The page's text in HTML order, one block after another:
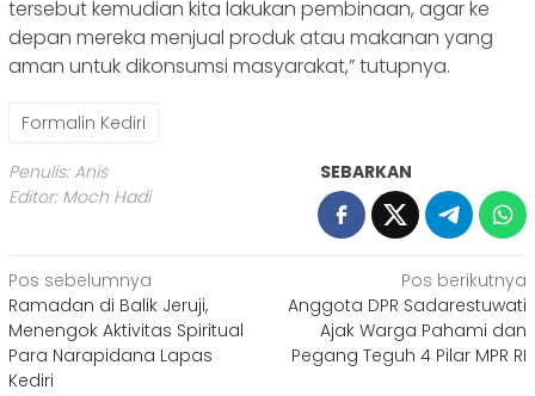
tersebut kemudian kita lakukan pembinaan, agar ke
depan mereka menjual produk atau makanan yang
aman untuk dikonsumsi masyarakat,” tutupnya.
Formalin Kediri
Penulis: Anis
Editor: Moch Hadi
SEBARKAN
Navigasi
pos
Pos sebelumnya
Ramadan di Balik Jeruji,
Menengok Aktivitas Spiritual
Para Narapidana Lapas
Kediri
Pos berikutnya
Anggota DPR Sadarestuwati
Ajak Warga Pahami dan
Pegang Teguh 4 Pilar MPR RI